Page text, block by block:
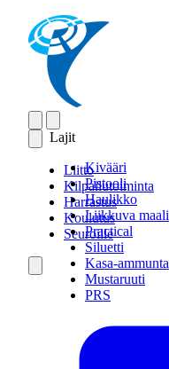
Lajit
Kivääri
Pistooli
Haulikko
Liikkuva maali
Practical
Siluetti
Kasa-ammunta
Mustaruuti
PRS
Liitto
Kilpailutoiminta
Harrastus
Koulutus
Seuroille